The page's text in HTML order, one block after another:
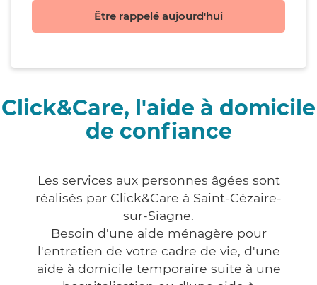
Être rappelé aujourd'hui
Click&Care, l'aide à domicile
de confiance
Les services aux personnes âgées sont
réalisés par Click&Care à Saint-Cézaire-
sur-Siagne.
Besoin d'une aide ménagère pour
l'entretien de votre cadre de vie, d'une
aide à domicile temporaire suite à une